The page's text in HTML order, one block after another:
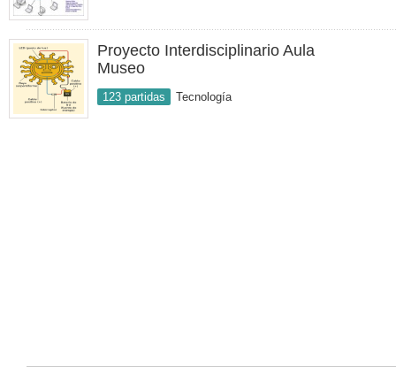
Proyecto Interdisciplinario Aula
Museo
123 partidas Tecnología